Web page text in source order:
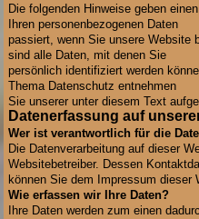
Die folgenden Hinweise geben
Ihren personenbezogenen Daten
passiert, wenn Sie unsere Website
sind alle Daten, mit denen Sie
persönlich identifiziert werden
Thema Datenschutz entnehmen
Sie unserer unter diesem Text
Datenerfassung auf
Wer ist verantwortlich für die
Die Datenverarbeitung auf dieser
Websitebetreiber. Dessen
können Sie dem Impressum dieser
Wie erfassen wir Ihre Daten?
Ihre Daten werden zum einen